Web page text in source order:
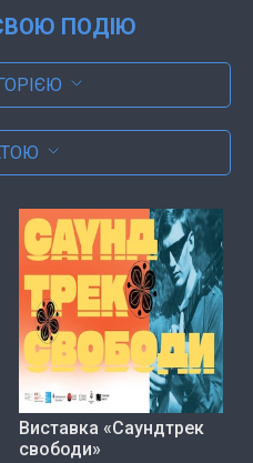
ПОДІЮ
Виставка «Саундтрек
свободи»